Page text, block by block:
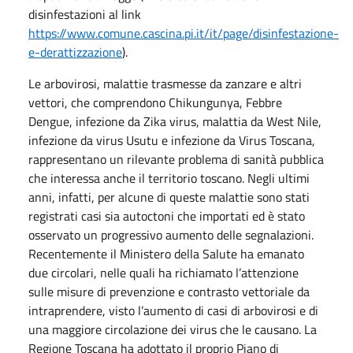
disinfestazioni al link
https://www.comune.cascina.pi.it/it/page/disinfestazione-
e-derattizzazione).
Le arbovirosi, malattie trasmesse da zanzare e altri
vettori, che comprendono Chikungunya, Febbre
Dengue, infezione da Zika virus, malattia da West Nile,
infezione da virus Usutu e infezione da Virus Toscana,
rappresentano un rilevante problema di sanità pubblica
che interessa anche il territorio toscano. Negli ultimi
anni, infatti, per alcune di queste malattie sono stati
registrati casi sia autoctoni che importati ed è stato
osservato un progressivo aumento delle segnalazioni.
Recentemente il Ministero della Salute ha emanato
due circolari, nelle quali ha richiamato l’attenzione
sulle misure di prevenzione e contrasto vettoriale da
intraprendere, visto l’aumento di casi di arbovirosi e di
una maggiore circolazione dei virus che le causano. La
Regione Toscana ha adottato il proprio Piano di